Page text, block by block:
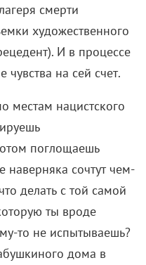
смерти
художественного
И в процессе
на сей счет.
местам нацистского
поглощаешь
наверняка сочтут чем-
делать с той самой
ты вроде
то не испытываешь?
дома в